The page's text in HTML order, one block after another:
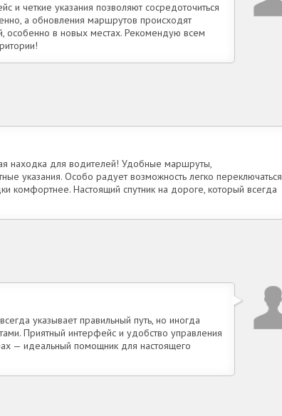
и четкие указания позволяют сосредоточиться
а обновления маршрутов происходят
особенно в новых местах. Рекомендую всем
находка для водителей! Удобные маршруты,
указания. Особо радует возможность легко переключаться
комфортнее. Настоящий спутник на дороге, который всегда
указывает правильный путь, но иногда
Приятный интерфейс и удобство управления
— идеальный помощник для настоящего